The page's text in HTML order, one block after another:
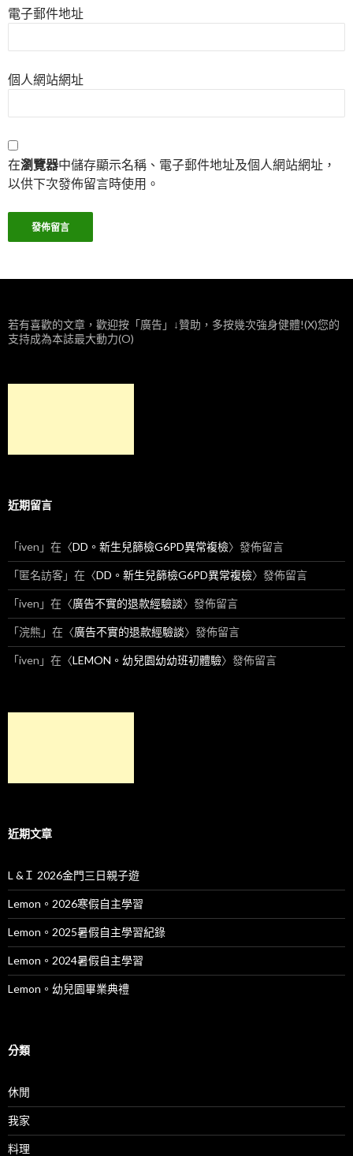
電子郵件地址
個人網站網址
在瀏覽器中儲存顯示名稱、電子郵件地址及個人網站網址，
以供下次發佈留言時使用。
若有喜歡的文章，歡迎按「廣告」↓贊助，多按幾次強身健體!(X)您的
支持成為本誌最大動力(O)
近期留言
「iven 」在〈DD。新生兒篩檢G6PD異常複檢〉發佈留言
「匿名訪客」在〈DD。新生兒篩檢G6PD異常複檢〉發佈留言
「iven 」在〈廣告不實的退款經驗談〉發佈留言
「浣熊 」在〈廣告不實的退款經驗談〉發佈留言
「iven 」在〈LEMON。幼兒園幼幼班初體驗〉發佈留言
近期文章
L &Ｉ 2026金門三日親子遊
Lemon。2026寒假自主學習
Lemon。2025暑假自主學習紀錄
Lemon。2024暑假自主學習
Lemon。幼兒園畢業典禮
分類
休閒
我家
料理